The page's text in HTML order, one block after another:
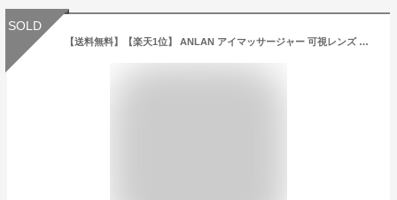
SOLD
【送料無料】【楽天1位】 ANLAN アイマッサージャー 可視レンズ アイウォーマー目元 加圧 振動 温熱 音楽再生 15分自動オフ 目元エステ 快眠グッズ リラックス 目元ケア 疲れ目 目の疲れ アイケアグッズ